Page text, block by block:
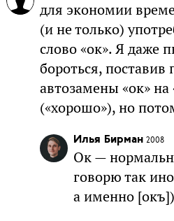
для экономии
(и не только)
слово «ок». Я даже
бороться, поставив
автозамены «ок» на
(«хорошо»), но
Илья Бирман 2008
Ок —
говорю так
а именно